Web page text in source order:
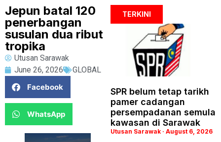
Jepun batal 120
penerbangan
susulan dua ribut
tropika
Utusan Sarawak
June 26, 2026
GLOBAL
Facebook
WhatsApp
TERKINI
SPR belum tetap tarikh
pamer cadangan
persempadanan semula
kawasan di Sarawak
Utusan Sarawak August 6, 2026